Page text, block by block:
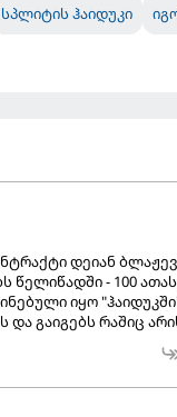
სპლიტის ჰაიდუკი
დეიან
წელიწადში - 100
იყო
გაიგებს რაშიც